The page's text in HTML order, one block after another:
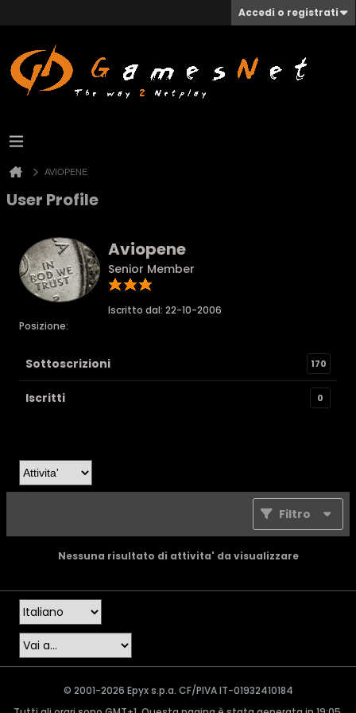
Accedi o registrati
AVIOPENE
User Profile
Aviopene
Senior Member
Iscritto dal: 22-10-2006
Posizione:
Sottoscrizioni 170
Iscritti 0
Filtro
Nessuna risultato di attivita' da visualizzare
© 2001-2026 Epyx s.p.a. CF/PIVA IT-01932410184